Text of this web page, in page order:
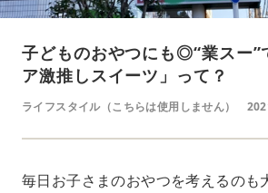
子どものおやつにも◎“業スー”
ア激推しスイーツ」って？
ライフスタイル（こちらは使用しません）
毎日お子さまのおやつを考えるのも